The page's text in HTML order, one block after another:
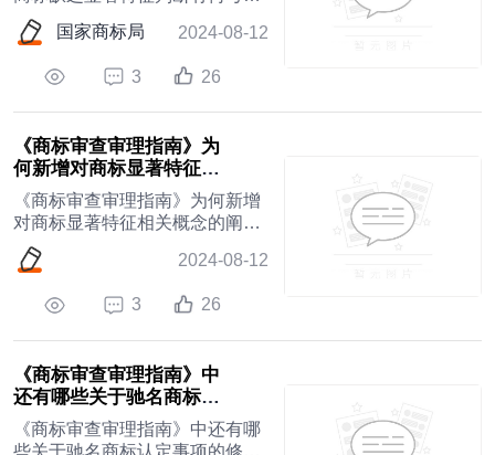
量？
国家商标局 2024-08-12
3 26
《商标审查审理指南》为
何新增对商标显著特征相
关概念的阐述？
《商标审查审理指南》为何新增
对商标显著特征相关概念的阐
述？
2024-08-12
3 26
《商标审查审理指南》中
还有哪些关于驰名商标认
定事项的修改需要申请人
及代理人...
《商标审查审理指南》中还有哪
些关于驰名商标认定事项的修改